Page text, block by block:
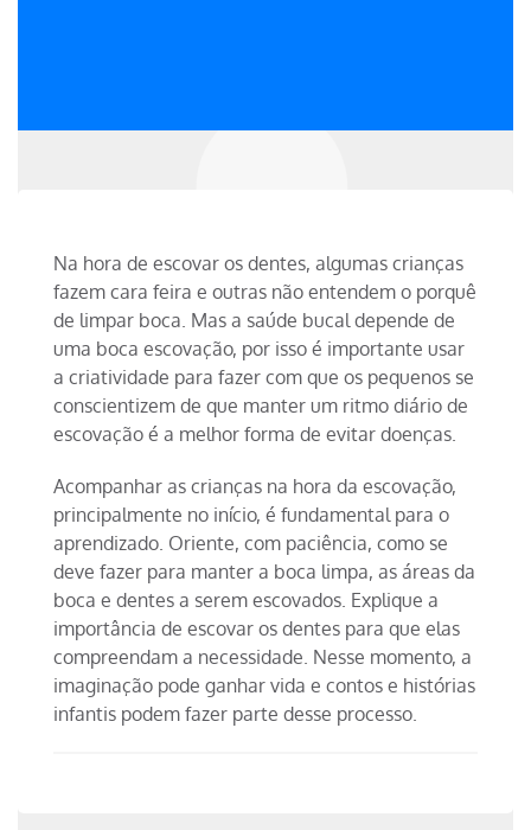
Na hora de escovar os dentes, algumas crianças
fazem cara feira e outras não entendem o porquê
de limpar boca. Mas a saúde bucal depende de
uma boca escovação, por isso é importante usar
a criatividade para fazer com que os pequenos se
conscientizem de que manter um ritmo diário de
escovação é a melhor forma de evitar doenças.
Acompanhar as crianças na hora da escovação,
principalmente no início, é fundamental para o
aprendizado. Oriente, com paciência, como se
deve fazer para manter a boca limpa, as áreas da
boca e dentes a serem escovados. Explique a
importância de escovar os dentes para que elas
compreendam a necessidade. Nesse momento, a
imaginação pode ganhar vida e contos e histórias
infantis podem fazer parte desse processo.